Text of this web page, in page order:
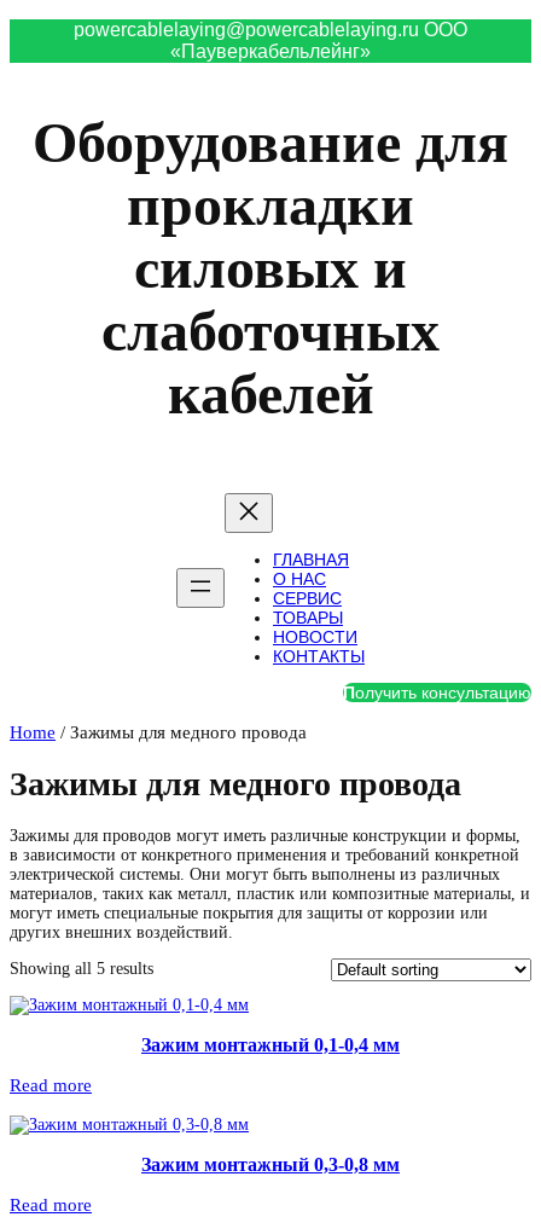
powercablelaying@powercablelaying.ru ООО
«Пауверкабельлейнг»
Оборудование для
прокладки
силовых и
слаботочных
кабелей
ГЛАВНАЯ
О НАС
СЕРВИС
ТОВАРЫ
НОВОСТИ
КОНТАКТЫ
Получить консультацию
Home / Зажимы для медного провода
Зажимы для медного провода
Зажимы для проводов могут иметь различные конструкции и формы,
в зависимости от конкретного применения и требований конкретной
электрической системы. Они могут быть выполнены из различных
материалов, таких как металл, пластик или композитные материалы, и
могут иметь специальные покрытия для защиты от коррозии или
других внешних воздействий.
Showing all 5 results
Зажим монтажный 0,1-0,4 мм
Read more
Зажим монтажный 0,3-0,8 мм
Read more